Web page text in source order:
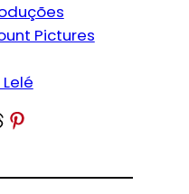
Pictures
on Threads
Share on Pinterest